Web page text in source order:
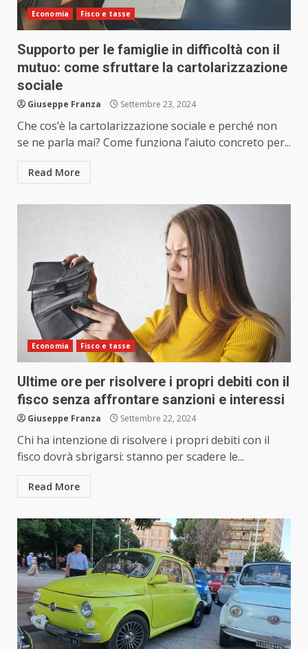
Economia Fisco e tasse
Supporto per le famiglie in difficoltà con il
mutuo: come sfruttare la cartolarizzazione
sociale
Giuseppe Franza Settembre 23, 2024
Che cos’è la cartolarizzazione sociale e perché non
se ne parla mai? Come funziona l’aiuto concreto per...
Read More
Economia Fisco e tasse
Ultime ore per risolvere i propri debiti con il
fisco senza affrontare sanzioni e interessi
Giuseppe Franza Settembre 22, 2024
Chi ha intenzione di risolvere i propri debiti con il
fisco dovrà sbrigarsi: stanno per scadere le...
Read More